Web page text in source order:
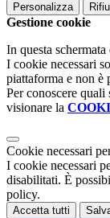
Personalizza
Gestione cookie
In questa
I cookie necessari
piattaforma e non è
Per conoscere
visionare la
Cookie necessari
I cookie necessari
disabilitati. È
policy.
Accetta tutti